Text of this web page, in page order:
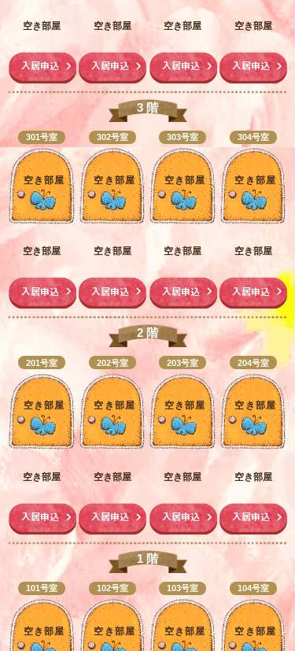
空き部屋
入居申込
空き部屋
入居申込
空き部屋
入居申込
空き部屋
入居申込
3 階
301号室
空き部屋
空き部屋
入居申込
302号室
空き部屋
空き部屋
入居申込
303号室
空き部屋
空き部屋
入居申込
304号室
空き部屋
空き部屋
入居申込
2 階
201号室
空き部屋
空き部屋
入居申込
202号室
空き部屋
空き部屋
入居申込
203号室
空き部屋
空き部屋
入居申込
204号室
空き部屋
空き部屋
入居申込
1 階
101号室
空き部屋
102号室
空き部屋
103号室
空き部屋
104号室
空き部屋